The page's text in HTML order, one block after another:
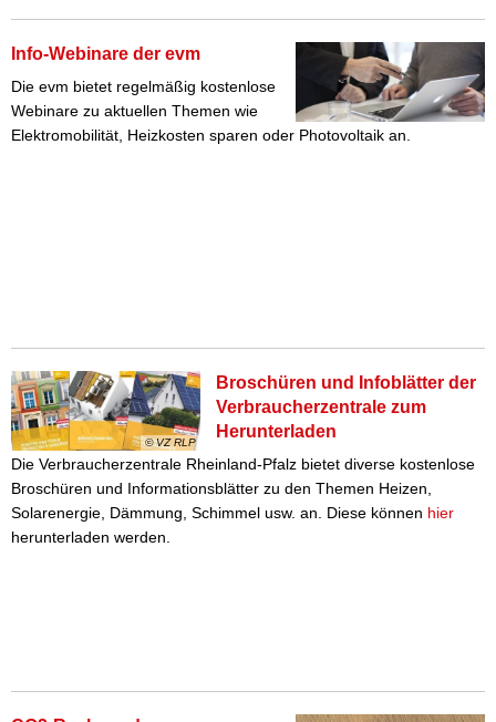
Info-Webinare der evm
Die evm bietet regelmäßig kostenlose
Webinare zu aktuellen Themen wie
Elektromobilität, Heizkosten sparen oder Photovoltaik an.
© VZ RLP
Broschüren und Infoblätter der
Verbraucherzentrale zum
Herunterladen
Die Verbraucherzentrale Rheinland-Pfalz bietet diverse kostenlose
Broschüren und Informationsblätter zu den Themen Heizen,
Solarenergie, Dämmung, Schimmel usw. an. Diese können hier
herunterladen werden.